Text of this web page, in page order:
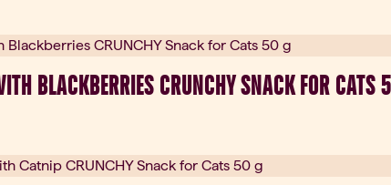
BLACKBERRIES CRUNCHY SNACK FOR CATS